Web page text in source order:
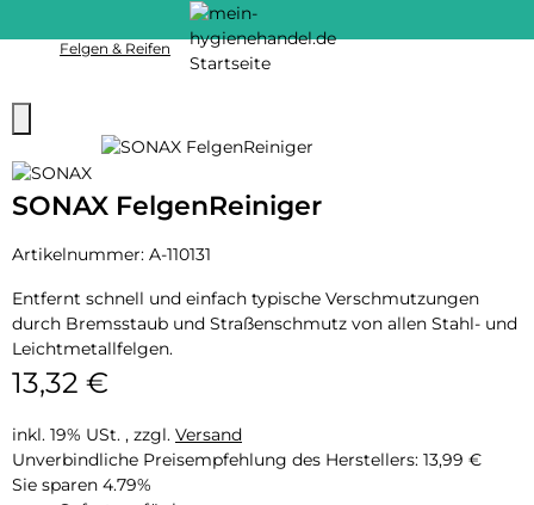
Felgen & Reifen
SONAX FelgenReiniger
Artikelnummer: A-110131
Entfernt schnell und einfach typische Verschmutzungen
durch Bremsstaub und Straßenschmutz von allen Stahl- und
Leichtmetallfelgen.
13,32 €
inkl. 19% USt. , zzgl. Versand
Unverbindliche Preisempfehlung des Herstellers: 13,99 €
Sie sparen 4.79%